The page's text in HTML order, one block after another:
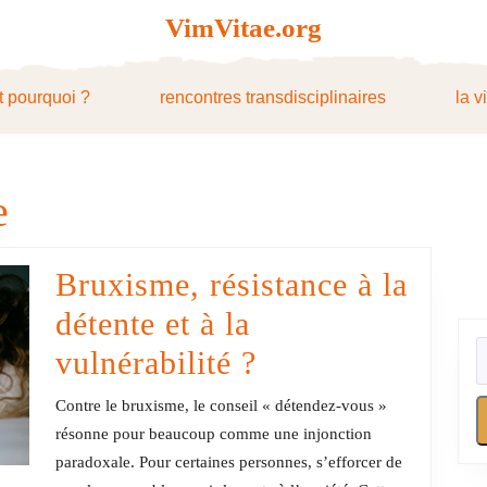
VimVitae.org
pourquoi ? rencontres transdisciplinaires la
Bruxisme, résistance à la
détente et à la
vulnérabilité ?
résistance
à
la
Contre le bruxisme, le conseil « détendez-vous »
résonne pour beaucoup comme une injonction
paradoxale. Pour certaines personnes, s’efforcer de